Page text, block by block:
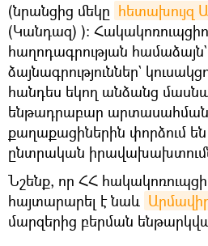
(նրանցից մեկը հետախույզ
(Կանդազ) ):
հաղոդագրության
ձայնագրություններ`
հանդես եկող անձանց
ենթադրաբար
քաղաքացիներին փորձում են
ընտրական
Նշենք, որ ՀՀ
հայտարարել է նաև
մարզերից բերման